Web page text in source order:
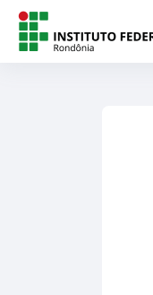
Ir para o conteúdo principal